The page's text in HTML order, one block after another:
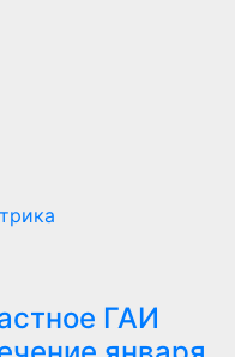
ГАИ